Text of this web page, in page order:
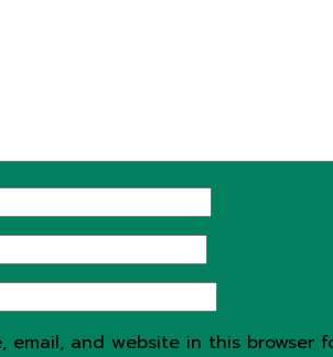
email, and website in this